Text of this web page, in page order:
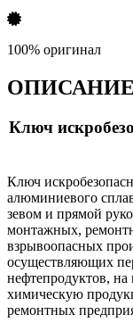
100% оригинал
ОПИСАНИЕ
Ключ
Ключ
алюминиевого
зевом и прямой
монтажных,
взрывоопасных
осуществляющих
нефтепродуктов,
химическую
ремонтных